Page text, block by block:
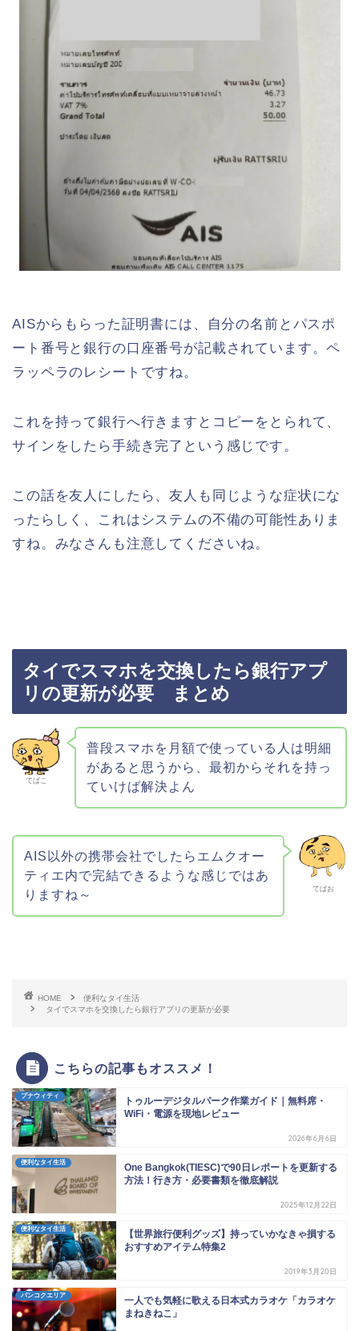
AISからもらった証明書には、自分の名前とパスポ
ート番号と銀行の口座番号が記載されています。ペ
ラッペラのレシートですね。
これを持って銀行へ行きますとコピーをとられて、
サインをしたら手続き完了という感じです。
この話を友人にしたら、友人も同じような症状にな
ったらしく、これはシステムの不備の可能性ありま
すね。みなさんも注意してくださいね。
タイでスマホを交換したら銀行アプ
リの更新が必要 まとめ
てばこ
普段スマホを月額で使っている人は明細
があると思うから、最初からそれを持っ
ていけば解決よん
てばお
AIS以外の携帯会社でしたらエムクオー
ティエ内で完結できるような感じではあ
りますね～
HOME
便利なタイ生活
タイでスマホを交換したら銀行アプリの更新が必要
こちらの記事もオススメ！
プナウィティ
トゥルーデジタルパーク作業ガイド｜無料席・
WiFi・電源を現地レビュー
2026年6月6日
便利なタイ生活
One Bangkok(TIESC)で90日レポートを更新する
方法！行き方・必要書類を徹底解説
2025年12月22日
便利なタイ生活
【世界旅行便利グッズ】持っていかなきゃ損する
おすすめアイテム特集2
2019年3月20日
バンコクエリア
一人でも気軽に歌える日本式カラオケ「カラオケ
まねきねこ」